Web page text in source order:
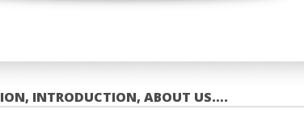
INTRODUCTION, ABOUT US….